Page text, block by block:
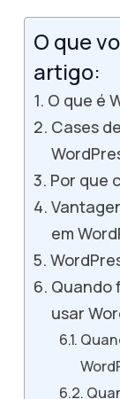
O que
artigo:
O que é
Cases
Por que
em
Quando
usar